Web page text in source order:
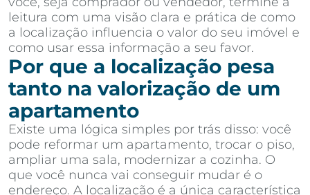
leitura com uma visão clara e prática de como
a localização influencia o valor do seu imóvel e
como usar essa informação a seu favor.
Por que a localização pesa
tanto na valorização de um
apartamento
Existe uma lógica simples por trás disso: você
pode reformar um apartamento, trocar o piso,
ampliar uma sala, modernizar a cozinha. O
que você nunca vai conseguir mudar é o
endereço. A localização é a única característica